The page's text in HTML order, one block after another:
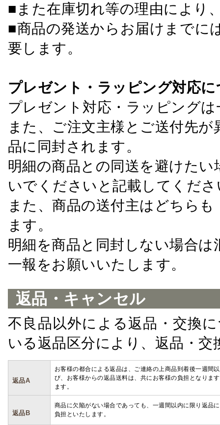
■また在庫切れ等の理由により
■商品の発送からお届けまでに
要します。
プレゼント・ラッピング対応
プレゼント対応・ラッピング
また、ご注文主様とご送付先
品に同封されます。
明細の商品との同送を避けた
いでくださいと記載してくださ
また、商品の送付主はどちら
ます。
明細を商品と同封しない場合
一報をお願いいたします。
返品・キャンセル
不良品以外による返品・交換
いる返品区分により、返品・
返品A
お客様の都合による返品は、ご連絡の上商品到着後一週間
び、お客様からの返品送料は、共にお客様の負担となりま
ます。
返品B
商品に欠陥がない場合であっても、一週間以内に限り返品
負担といたします。